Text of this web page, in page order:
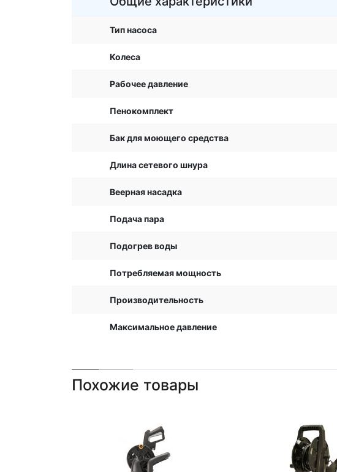
Тип насоса
Колеса
Рабочее давление
Пенокомплект
Бак для моющего средства
Длина сетевого шнура
Веерная насадка
Подача пара
Подогрев воды
Потребляемая мощность
Производительность
Максимальное давление
Похожие товары